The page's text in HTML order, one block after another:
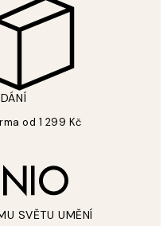
od 1 299 Kč
SVĚTU UMĚNÍ